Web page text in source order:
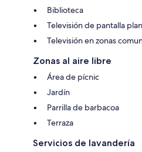
Biblioteca
Televisión de pantalla
Televisión en zonas
Zonas al aire libre
Área de pícnic
Jardín
Parrilla de barbacoa
Terraza
Servicios de lavandería